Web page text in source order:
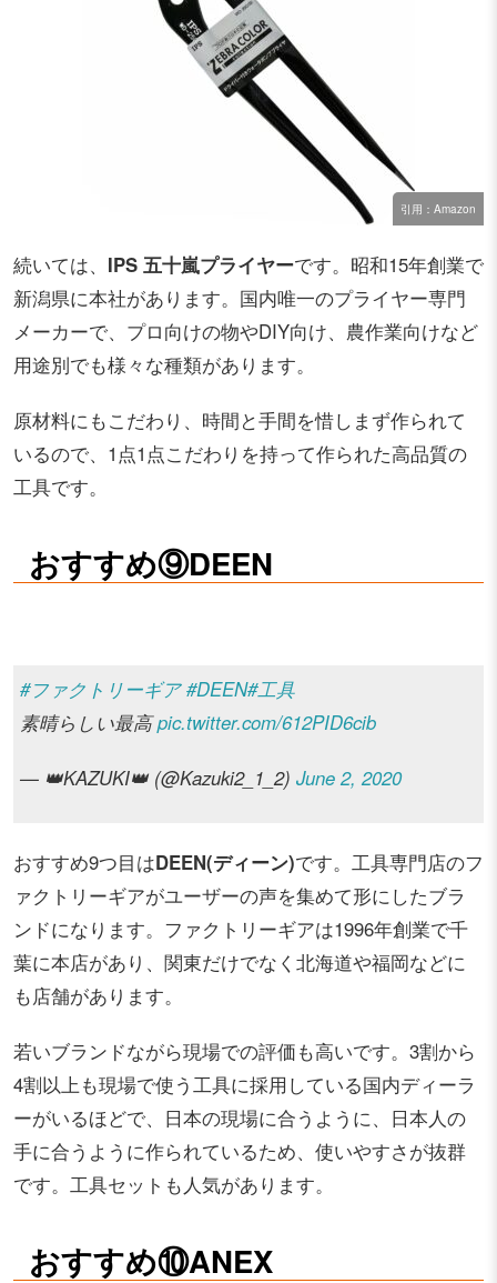
引用：Amazon
続いては、 IPS 五十嵐プライヤーです。昭和15年創業で
新潟県に本社があります。国内唯一のプライヤー専門
メーカーで、プロ向けの物やDIY向け、農作業向けなど
用途別でも様々な種類があります。
原材料にもこだわり、時間と手間を惜しまず作られて
いるので、1点1点こだわりを持って作られた高品質の
工具です。
おすすめ⑨DEEN
#ファクトリーギア #DEEN#工具
素晴らしい最高pic.twitter.com/612PID6cib
— 👑KAZUKI👑 (@Kazuki2_1_2) June 2, 2020
おすすめ9つ目はDEEN(ディーン)です。工具専門店のフ
ァクトリーギアがユーザーの声を集めて形にしたブラ
ンドになります。ファクトリーギアは1996年創業で千
葉に本店があり、関東だけでなく北海道や福岡などに
も店舗があります。
若いブランドながら現場での評価も高いです。3割から
4割以上も現場で使う工具に採用している国内ディーラ
ーがいるほどで、日本の現場に合うように、日本人の
手に合うように作られているため、使いやすさが抜群
です。工具セットも人気があります。
おすすめ⑩ANEX